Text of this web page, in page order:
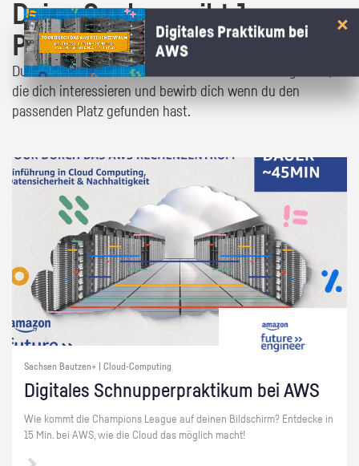
Deine Suche ergibt 1
Praktikumsangebot!
Du bist fast da! Klick dich durch die Praktikumsangebote,
die dich interessieren und bewirb dich wenn du den
passenden Platz gefunden hast.
Sachsen Bautzen+ | Cloud-Computing
Di­gi­ta­les Schnup­per­prak­ti­kum bei AWS
Wie kommt die Cham­pi­ons Le­ague auf dei­nen Bild­schirm? Ent­de­cke in
15 Min. bei AWS, wie die Cloud das mög­lich macht!
Digitales Praktikum bei
AWS